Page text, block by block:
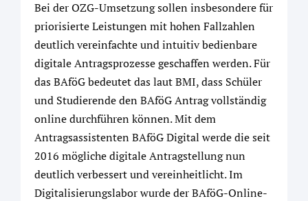
Bei der OZG-Umsetzung sollen insbesondere für
priorisierte Leistungen mit hohen Fallzahlen
deutlich vereinfachte und intuitiv bedienbare
digitale Antragsprozesse geschaffen werden. Für
das BAföG bedeutet das laut BMI, dass Schüler
und Studierende den BAföG Antrag vollständig
online durchführen können. Mit dem
Antragsassistenten BAföG Digital werde die seit
2016 mögliche digitale Antragstellung nun
deutlich verbessert und vereinheitlicht. Im
Digitalisierungslabor wurde der BAföG-Online-